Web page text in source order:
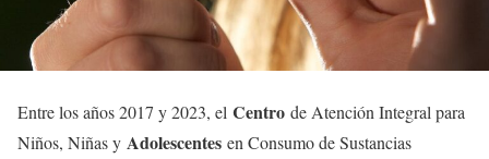
Entre los años 2017 y 2023, el Centro de Atención Integral para
Niños, Niñas y Adolescentes en Consumo de Sustancias